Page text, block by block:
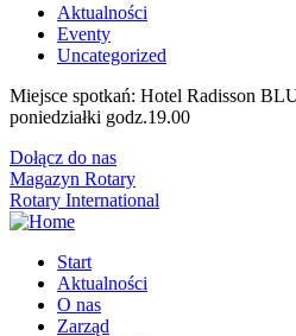
Aktualności
Eventy
Uncategorized
Miejsce spotkań: Hotel Radisson
poniedziałki godz.19.00
Dołącz do nas
Magazyn Rotary
Rotary International
Start
Aktualności
O nas
Zarząd